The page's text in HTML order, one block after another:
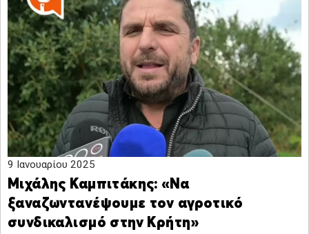
9 Ιανουαρίου 2025
Μιχάλης Καμπιτάκης: «Να
ξαναζωντανέψουμε τον αγροτικό
συνδικαλισμό στην Κρήτη»